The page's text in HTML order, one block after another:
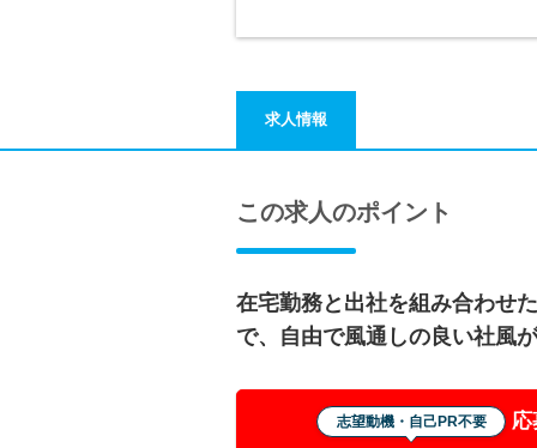
求人情報
この求人のポイント
在宅勤務と出社を組み合わせ
で、自由で風通しの良い社風
志望動機・自己PR不要